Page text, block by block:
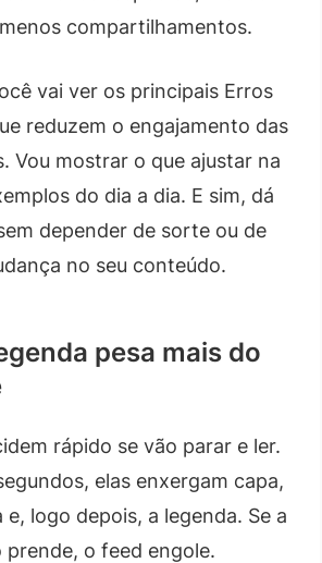
compartilhamentos.
vai ver os principais Erros
reduzem o engajamento das
Vou mostrar o que ajustar na
do dia a dia. E sim, dá
depender de sorte ou de
no seu conteúdo.
pesa mais do
rápido se vão parar e ler.
elas enxergam capa,
logo depois, a legenda. Se a
prende, o feed engole.